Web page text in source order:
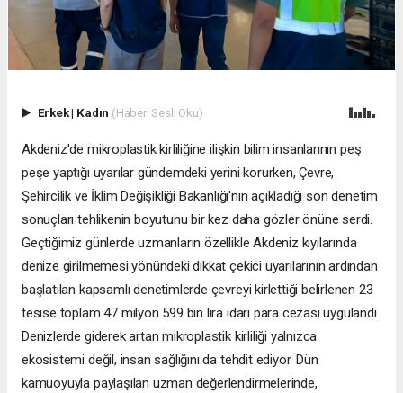
Erkek| Kadın (Haberi Sesli Oku)
Akdeniz'de mikroplastik kirliliğine ilişkin bilim insanlarının peş
peşe yaptığı uyarılar gündemdeki yerini korurken, Çevre,
Şehircilik ve İklim Değişikliği Bakanlığı'nın açıkladığı son denetim
sonuçları tehlikenin boyutunu bir kez daha gözler önüne serdi.
Geçtiğimiz günlerde uzmanların özellikle Akdeniz kıyılarında
denize girilmemesi yönündeki dikkat çekici uyarılarının ardından
başlatılan kapsamlı denetimlerde çevreyi kirlettiği belirlenen 23
tesise toplam 47 milyon 599 bin lira idari para cezası uygulandı.
Denizlerde giderek artan mikroplastik kirliliği yalnızca
ekosistemi değil, insan sağlığını da tehdit ediyor. Dün
kamuoyuyla paylaşılan uzman değerlendirmelerinde,